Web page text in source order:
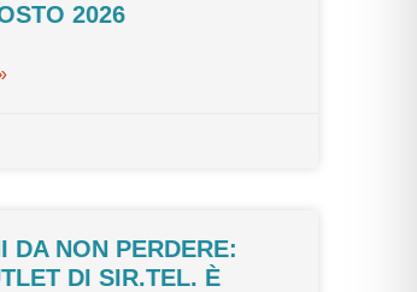
2026
DA NON PERDERE:
DI SIR.TEL. È